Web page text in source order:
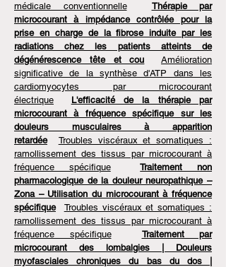
médicale conventionnelle
Thérapie par
microcourant à impédance contrôlée pour la
prise en charge de la fibrose induite par les
radiations chez les patients atteints de
dégénérescence tête et cou
Amélioration
significative de la synthèse d'ATP dans les
cardiomyocytes par microcourant
électrique
L'efficacité de la thérapie par
microcourant à fréquence spécifique sur les
douleurs musculaires à apparition
retardée
Troubles viscéraux et somatiques :
ramollissement des tissus par microcourant à
fréquence spécifique
Traitement non
pharmacologique de la douleur neuropathique –
Zona – Utilisation du microcourant à fréquence
spécifique
Troubles viscéraux et somatiques :
ramollissement des tissus par microcourant à
fréquence spécifique
Traitement par
microcourant des lombalgies | Douleurs
myofasciales chroniques du bas du dos |